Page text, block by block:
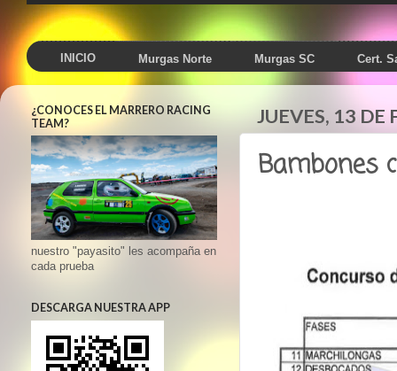
INICIO Murgas Norte Murgas SC Cert.
JUEVES, 13 DE
Bambones
¿CONOCES EL MARRERO RACING
TEAM?
nuestro "payasito" les acompaña en
cada prueba
DESCARGA NUESTRA APP